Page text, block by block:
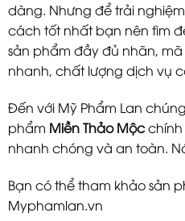
dàng. Nhưng để trải
cách tốt nhất bạn nên tìm
sản phẩm đầy đủ nhãn,
nhanh, chất lượng dịch vụ
Đến với Mỹ Phẩm Lan
phẩm Miền Thảo Mộc
nhanh chóng và an toàn.
Bạn có thể tham khảo sản
Myphamlan.vn